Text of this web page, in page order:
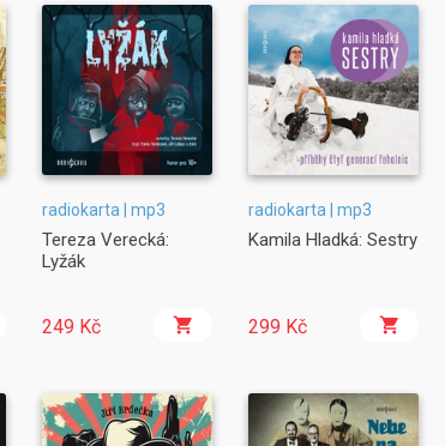
radiokarta | mp3
Tereza Verecká:
Lyžák
249 Kč
radiokarta | mp3
Kamila Hladká: Sestry
299 Kč